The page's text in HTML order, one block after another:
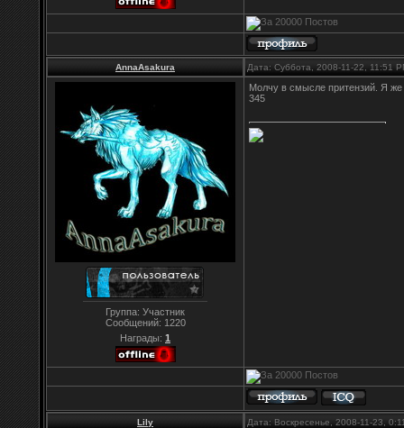
AnnaAsakura Дата: Суббота, 2008-11-22, 11:51
Группа: Участник
Сообщений: 1220
Награды: 1
Молчу в смысле притензий. Я же
345
Lily Дата: Воскресенье, 2008-11-23,